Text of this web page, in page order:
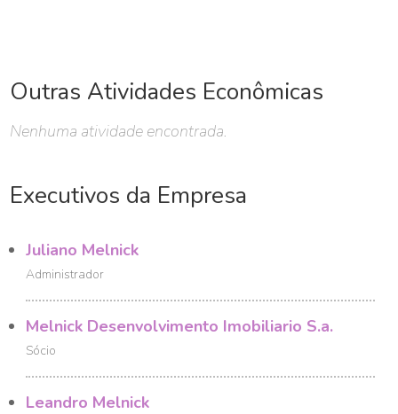
Outras Atividades Econômicas
Nenhuma atividade encontrada.
Executivos da Empresa
Juliano Melnick
Administrador
Melnick Desenvolvimento Imobiliario S.a.
Sócio
Leandro Melnick